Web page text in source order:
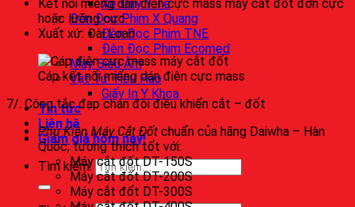
Xe Đẩy Y Tế
Đèn Đọc Phim X Quang
Đèn Đọc Phim TNE
Đèn Đọc Phim Ecomed
Máy Siêu Âm
Vật Tư Tiêu Hao
Giấy In Y Khoa
Tin tức
Liên hệ
Giảm giá hôm nay!
Tìm kiếm:
Kết nối miếng dán điện cực mass máy cắt đốt đơn cực
hoặc lưỡng cực.
Xuất xứ: Đài Loan
Cáp kết nối miếng dán điện cực mass
7/. Công tắc đạp chân đôi điều khiển cắt – đốt
Phụ Kiện Máy Cắt Đốt chuẩn của hãng Daiwha – Hàn
Quốc, tương thích tốt với:
Máy cắt đốt DT-150S
Máy cắt đốt DT-200S
Máy cắt đốt DT-300S